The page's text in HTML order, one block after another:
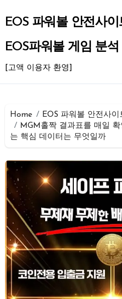
to
content
EOS 파워볼 안전사이
EOS파워볼 게임 분석
[고액 이용자 환영]
Home
EOS 파워볼 안전사이
MGM홀짝 결과표를 매일
는 핵심 데이터는 무엇일까